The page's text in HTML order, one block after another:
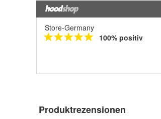
Store-Germany
100% positiv
Produktrezensionen